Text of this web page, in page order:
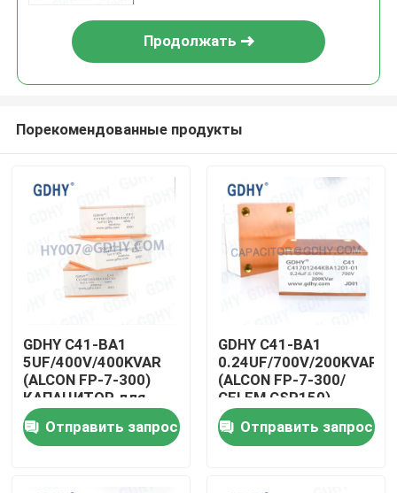
Дом
Продукты
Продолжать
Порекомендованные продукты
GDHY C41-BA1
5UF/400V/400KVAR
(ALCON FP-7-300)
КАПАЦИТОР для
охлаждения водой
Отправить запрос
GDHY C41-BA1
0.24UF/700V/200KVAR
(ALCON FP-7-300/
CELEM CSP150)
КАПАЦИТОР
ПЛЕНКОВОГО
ПОВЕДЕНИЯ
Отправить запрос